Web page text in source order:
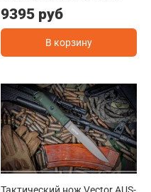
9395 руб
В корзину
Тактический нож Vector AUS-